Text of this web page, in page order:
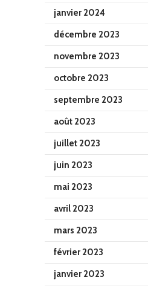
janvier 2024
décembre 2023
novembre 2023
octobre 2023
septembre 2023
août 2023
juillet 2023
juin 2023
mai 2023
avril 2023
mars 2023
février 2023
janvier 2023